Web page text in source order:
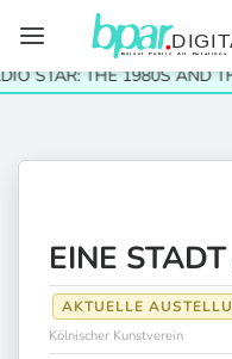
THE 1980S AND THEIR
EINE
AKTUELLE
Kölnischer Kunstverein